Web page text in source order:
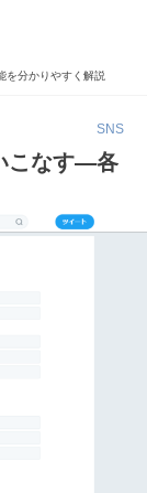
を分かりやすく解説
SNS
こなす―各